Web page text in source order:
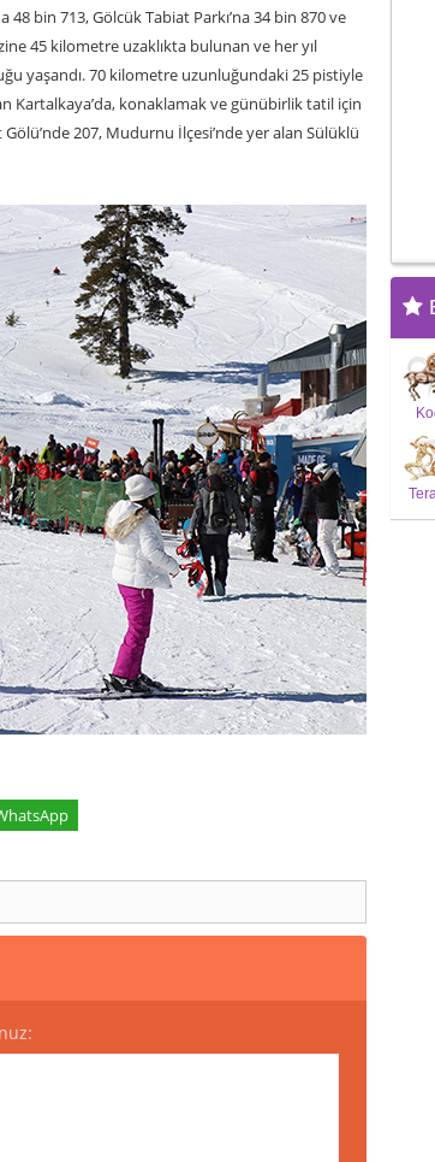
bin 713, Gölcük Tabiat Parkı’na 34 bin 870 ve
45 kilometre uzaklıkta bulunan ve her yıl
yaşandı. 70 kilometre uzunluğundaki 25 pistiyle
Kartalkaya’da, konaklamak ve günübirlik tatil için
207, Mudurnu İlçesi’nde yer alan Sülüklü